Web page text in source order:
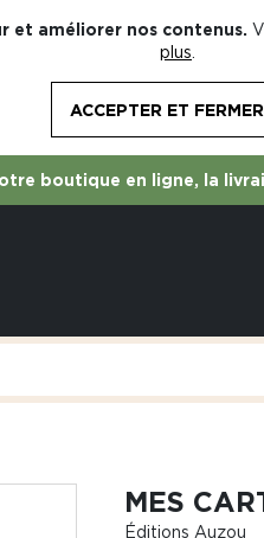
et améliorer nos contenus.
plus
ACCEPTER ET FERMER
boutique en ligne, la
MES
Éditions Auzou